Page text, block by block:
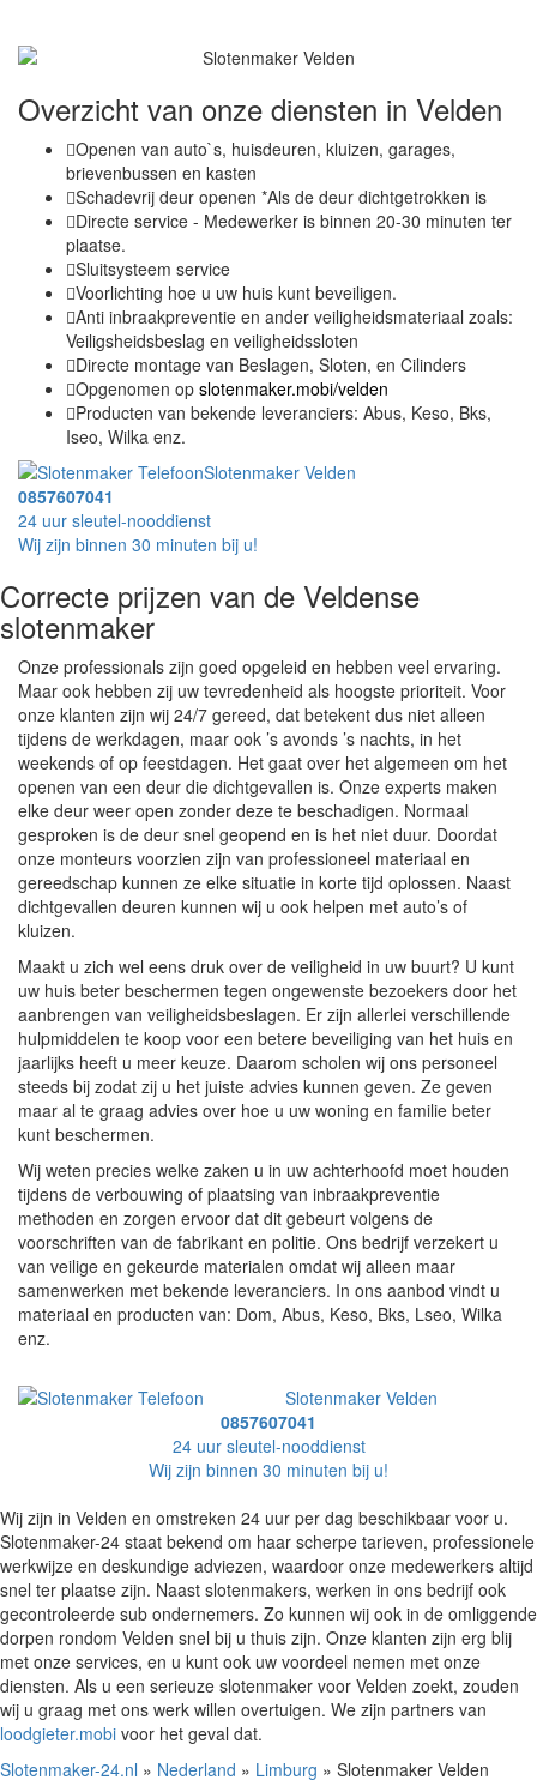
Overzicht van onze diensten in Velden
Openen van auto`s, huisdeuren, kluizen, garages,
brievenbussen en kasten
Schadevrij deur openen *Als de deur dichtgetrokken is
Directe service - Medewerker is binnen 20-30 minuten ter
plaatse.
Sluitsysteem service
Voorlichting hoe u uw huis kunt beveiligen.
Anti inbraakpreventie en ander veiligheidsmateriaal zoals:
Veiligsheidsbeslag en veiligheidssloten
Directe montage van Beslagen, Sloten, en Cilinders
Opgenomen op slotenmaker.mobi/velden
Producten van bekende leveranciers: Abus, Keso, Bks,
Iseo, Wilka enz.
Slotenmaker Velden
0857607041
24 uur sleutel-nooddienst
Wij zijn binnen 30 minuten bij u!
Correcte prijzen van de Veldense
slotenmaker
Onze professionals zijn goed opgeleid en hebben veel ervaring.
Maar ook hebben zij uw tevredenheid als hoogste prioriteit. Voor
onze klanten zijn wij 24/7 gereed, dat betekent dus niet alleen
tijdens de werkdagen, maar ook ’s avonds ’s nachts, in het
weekends of op feestdagen. Het gaat over het algemeen om het
openen van een deur die dichtgevallen is. Onze experts maken
elke deur weer open zonder deze te beschadigen. Normaal
gesproken is de deur snel geopend en is het niet duur. Doordat
onze monteurs voorzien zijn van professioneel materiaal en
gereedschap kunnen ze elke situatie in korte tijd oplossen. Naast
dichtgevallen deuren kunnen wij u ook helpen met auto’s of
kluizen.
Maakt u zich wel eens druk over de veiligheid in uw buurt? U kunt
uw huis beter beschermen tegen ongewenste bezoekers door het
aanbrengen van veiligheidsbeslagen. Er zijn allerlei verschillende
hulpmiddelen te koop voor een betere beveiliging van het huis en
jaarlijks heeft u meer keuze. Daarom scholen wij ons personeel
steeds bij zodat zij u het juiste advies kunnen geven. Ze geven
maar al te graag advies over hoe u uw woning en familie beter
kunt beschermen.
Wij weten precies welke zaken u in uw achterhoofd moet houden
tijdens de verbouwing of plaatsing van inbraakpreventie
methoden en zorgen ervoor dat dit gebeurt volgens de
voorschriften van de fabrikant en politie. Ons bedrijf verzekert u
van veilige en gekeurde materialen omdat wij alleen maar
samenwerken met bekende leveranciers. In ons aanbod vindt u
materiaal en producten van: Dom, Abus, Keso, Bks, Lseo, Wilka
enz.
Slotenmaker Velden
0857607041
24 uur sleutel-nooddienst
Wij zijn binnen 30 minuten bij u!
Wij zijn in Velden en omstreken 24 uur per dag beschikbaar voor u.
Slotenmaker-24 staat bekend om haar scherpe tarieven, professionele
werkwijze en deskundige adviezen, waardoor onze medewerkers altijd
snel ter plaatse zijn. Naast slotenmakers, werken in ons bedrijf ook
gecontroleerde sub ondernemers. Zo kunnen wij ook in de omliggende
dorpen rondom Velden snel bij u thuis zijn. Onze klanten zijn erg blij
met onze services, en u kunt ook uw voordeel nemen met onze
diensten. Als u een serieuze slotenmaker voor Velden zoekt, zouden
wij u graag met ons werk willen overtuigen. We zijn partners van
loodgieter.mobi voor het geval dat.
Slotenmaker-24.nl » Nederland » Limburg » Slotenmaker Velden